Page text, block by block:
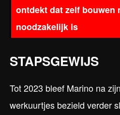
ontdekt dat zelf bouwen
noodzakelijk is
STAPSGEWIJS
Tot 2023 bleef Marino na
werkuurtjes bezield verder